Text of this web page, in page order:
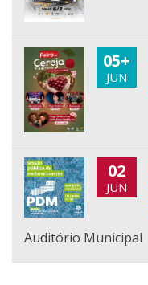
05+
JUN
02
JUN
Auditório Municipal